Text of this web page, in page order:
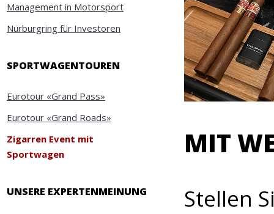
Management in Motorsport
Nürburgring für Investoren
SPORTWAGENTOUREN
Eurotour «Grand Pass»
Eurotour «Grand Roads»
Zigarren Event mit
Sportwagen
UNSERE EXPERTENMEINUNG
MIT
Stellen